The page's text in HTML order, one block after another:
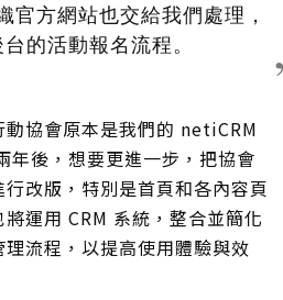
官方網站也交給我們處理，
的活動報名流程。
協會原本是我們的 netiCRM
年後，想要更進一步，把協會
改版，特別是首頁和各內容頁
運用 CRM 系統，整合並簡化
流程，以提高使用體驗與效